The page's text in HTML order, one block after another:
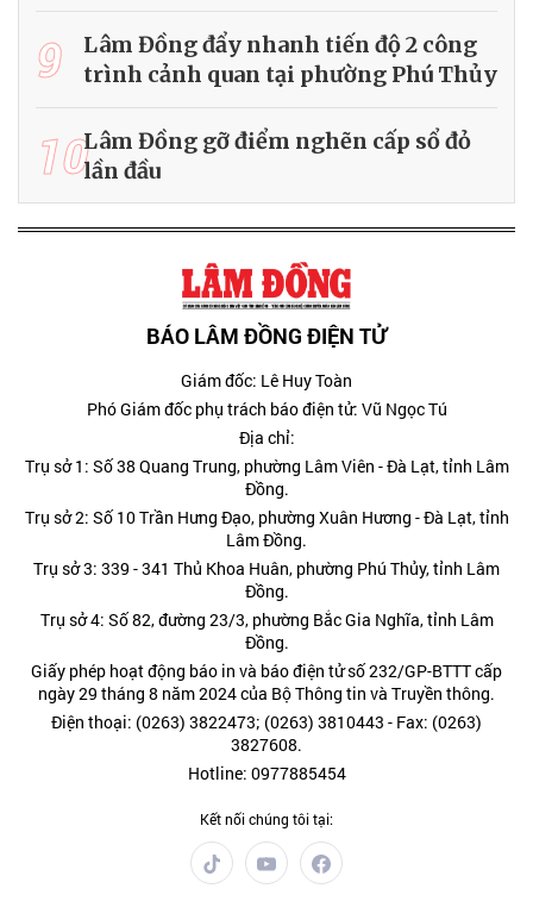
9
Lâm Đồng đẩy nhanh tiến độ 2 công
trình cảnh quan tại phường Phú Thủy
10Lâm Đồng gỡ điểm nghẽn cấp sổ đỏ
lần đầu
BÁO LÂM ĐỒNG ĐIỆN TỬ
Giám đốc: Lê Huy Toàn
Phó Giám đốc phụ trách báo điện tử: Vũ Ngọc Tú
Địa chỉ:
Trụ sở 1: Số 38 Quang Trung, phường Lâm Viên - Đà Lạt, tỉnh Lâm
Đồng.
Trụ sở 2: Số 10 Trần Hưng Đạo, phường Xuân Hương - Đà Lạt, tỉnh
Lâm Đồng.
Trụ sở 3: 339 - 341 Thủ Khoa Huân, phường Phú Thủy, tỉnh Lâm
Đồng.
Trụ sở 4: Số 82, đường 23/3, phường Bắc Gia Nghĩa, tỉnh Lâm
Đồng.
Giấy phép hoạt động báo in và báo điện tử số 232/GP-BTTT cấp
ngày 29 tháng 8 năm 2024 của Bộ Thông tin và Truyền thông.
Điện thoại: (0263) 3822473; (0263) 3810443 - Fax: (0263)
3827608.
Hotline: 0977885454
Kết nối chúng tôi tại: